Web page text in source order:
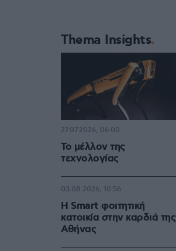
Thema Insights
Το μέλλον της
τεχνολογίας
27.07.2026, 06:00
Η Smart φοιτητική
κατοικία στην καρδιά της
Αθήνας
03.08.2026, 10:56